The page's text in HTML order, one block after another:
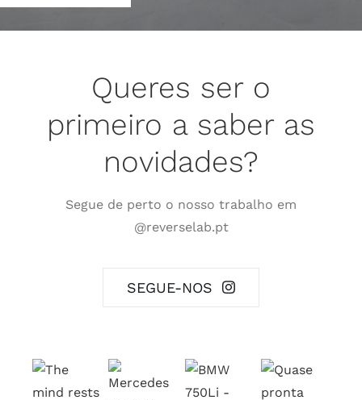
Queres ser o
primeiro a saber as
novidades?
Segue de perto o nosso trabalho em
@reverselab.pt
SEGUE-NOS